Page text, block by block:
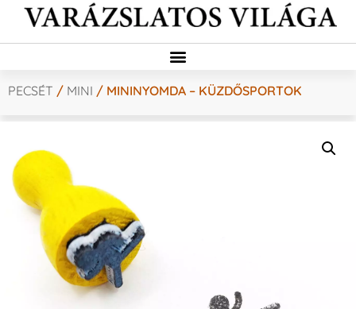
PECSÉT / MINI / MININYOMDA – KÜZDŐSPORTOK